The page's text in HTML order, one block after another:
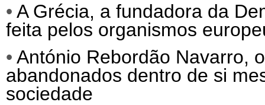
• A Grécia, a fundadora da
feita pelos organismos
• António Rebordão Navarro,
abandonados dentro de si
sociedade